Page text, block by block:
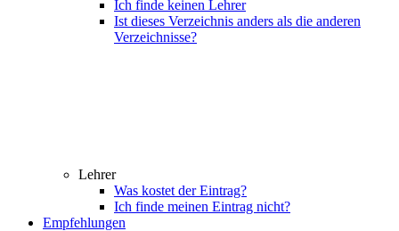
Ich finde keinen Lehrer
Ist dieses Verzeichnis anders als die anderen
Verzeichnisse?
Lehrer
Was kostet der Eintrag?
Ich finde meinen Eintrag nicht?
Empfehlungen